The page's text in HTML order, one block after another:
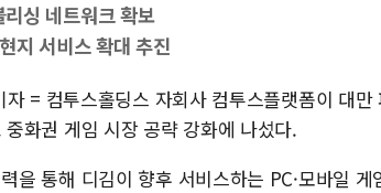
리싱 네트워크 확보
지 서비스 확대 추진
= 컴투스홀딩스 자회사 컴투스플랫폼이 대
화권 게임 시장 공략 강화에 나섰다.
을 통해 디김이 향후 서비스하는 PC·모바일